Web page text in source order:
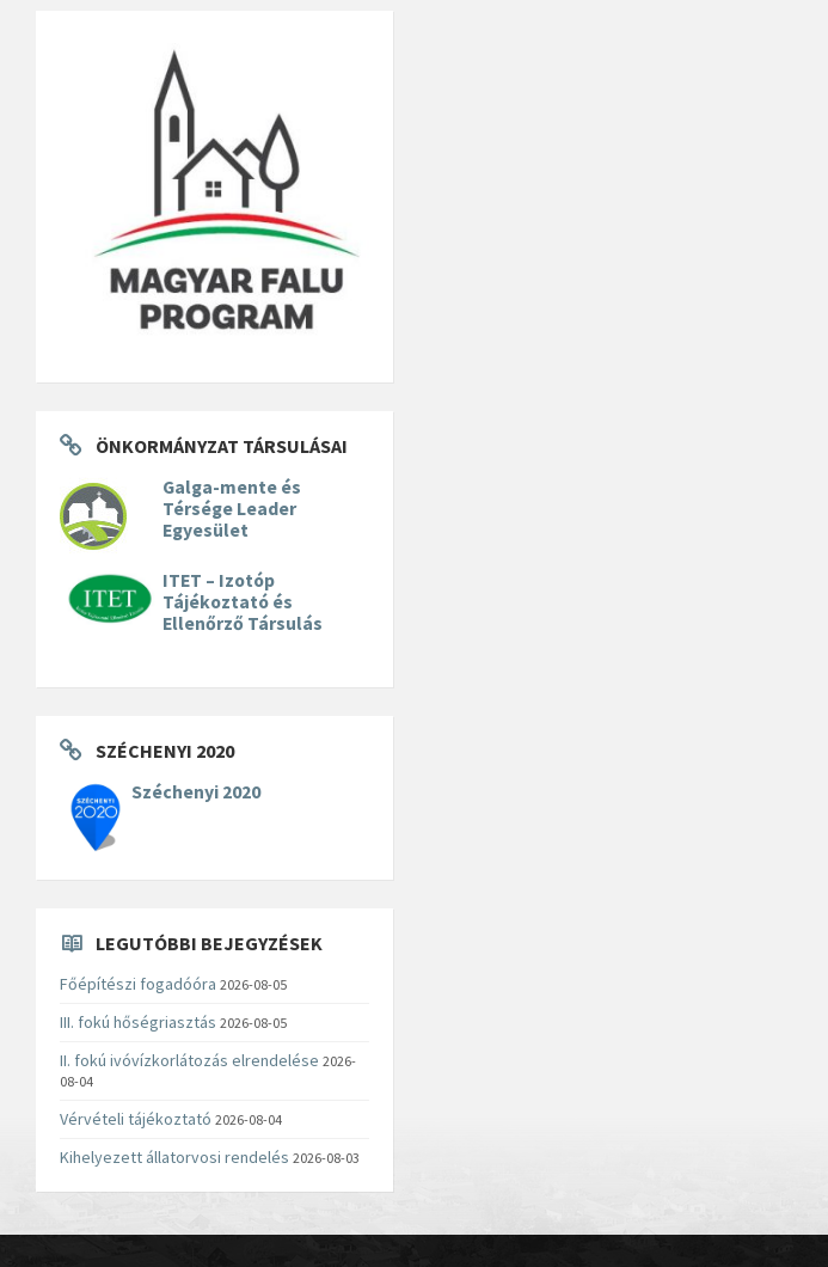
ÖNKORMÁNYZAT TÁRSULÁSAI
Galga-mente és
Térsége Leader
Egyesület
ITET – Izotóp
Tájékoztató és
Ellenőrző Társulás
SZÉCHENYI 2020
Széchenyi 2020
LEGUTÓBBI BEJEGYZÉSEK
Főépítészi fogadóóra 2026-08-05
III. fokú hőségriasztás 2026-08-05
II. fokú ivóvízkorlátozás elrendelése 2026-
08-04
Vérvételi tájékoztató 2026-08-04
Kihelyezett állatorvosi rendelés 2026-08-03